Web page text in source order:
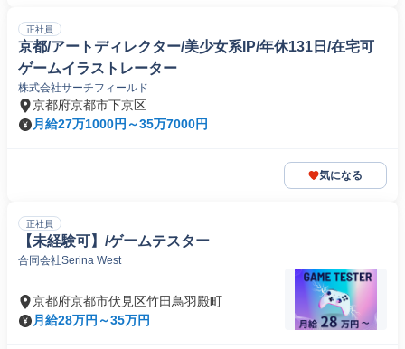
正社員
京都/アートディレクター/美少女系IP/年休131日/在宅可
ゲームイラストレーター
株式会社サーチフィールド
京都府京都市下京区
月給27万1000円～35万7000円
気になる
正社員
【未経験可】/ゲームテスター
合同会社Serina West
京都府京都市伏見区竹田鳥羽殿町
月給28万円～35万円